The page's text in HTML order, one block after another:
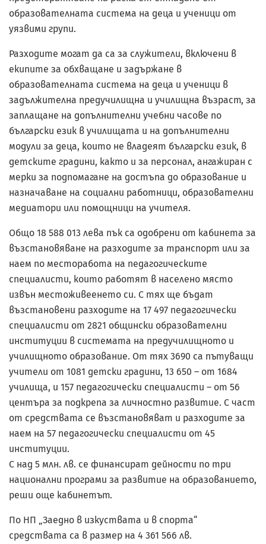
образователната система на деца и ученици от
уязвими групи.
Разходите могат да са за служители, включени в
екипите за обхващане и задържане в
образователната система на деца и ученици в
задължителна предучилищна и училищна възраст, за
заплащане на допълнителни учебни часове по
български език в училищата и на допълнителни
модули за деца, които не владеят български език, в
детските градини, както и за персонал, ангажиран с
мерки за подпомагане на достъпа до образование и
назначаване на социални работници, образователни
медиатори или помощници на учителя.
Общо 18 588 013 лева пък са одобрени от кабинета за
възстановяване на разходите за транспорт или за
наем по месторабота на педагогическите
специалисти, които работят в населено място
извън местоживеенето си. С тях ще бъдат
възстановени разходите на 17 497 педагогически
специалисти от 2821 общински образователни
институции в системата на предучилищното и
училищното образование. От тях 3690 са пътуващи
учители от 1081 детски градини, 13 650 – от 1684
училища, и 157 педагогически специалисти – от 56
центъра за подкрепа за личностно развитие. С част
от средствата се възстановяват и разходите за
наем на 57 педагогически специалисти от 45
институции.
С над 5 млн. лв. се финансират дейности по три
национални програми за развитие на образованието,
реши още кабинетът.
По НП „Заедно в изкуствата и в спорта“
средствата са в размер на 4 361 566 лв.